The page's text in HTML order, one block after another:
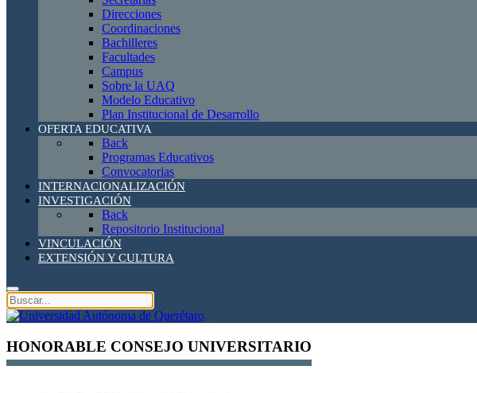
Direcciones
Coordinaciones
Bachilleres
Facultades
Campus
Sobre la UAQ
Modelo Educativo
Plan Institucional de Desarrollo
OFERTA EDUCATIVA
Back
Programas Educativos
Convocatorias
INTERNACIONALIZACIÓN
INVESTIGACIÓN
Back
Repositorio Institucional
VINCULACIÓN
EXTENSIÓN Y CULTURA
HONORABLE CONSEJO UNIVERSITARIO